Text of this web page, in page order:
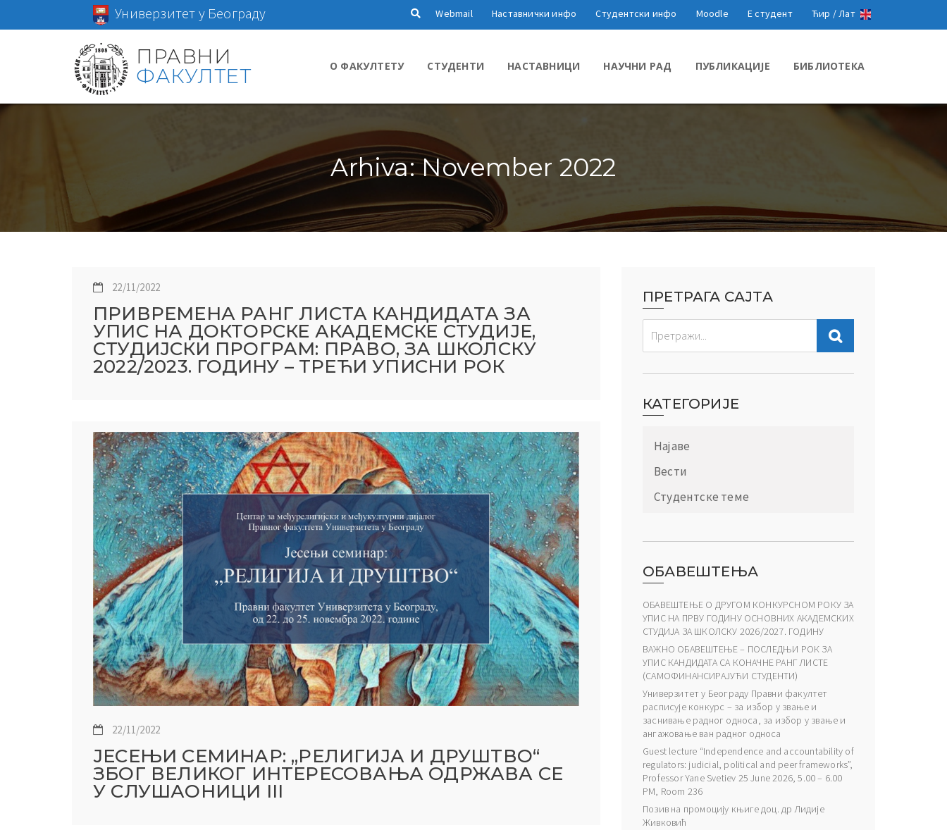
Универзитет у Београду Webmail Наставнички инфо Студентски инфо Moodle Е студент Ћир /Лат
ПРАВНИ
ФАКУЛТЕТ
О ФАКУЛТЕТУ СТУДЕНТИ НАСТАВНИЦИ НАУЧНИ РАД ПУБЛИКАЦИЈЕ БИБЛИОТЕКА
Arhiva: November 2022
22/11/2022
ПРИВРЕМЕНА РАНГ ЛИСТА КАНДИДАТА ЗА
УПИС НА ДОКТОРСКЕ АКАДЕМСКЕ СТУДИЈЕ,
СТУДИЈСКИ ПРОГРАМ: ПРАВО, ЗА ШКОЛСКУ
2022/2023. ГОДИНУ – ТРЕЋИ УПИСНИ РОК
22/11/2022
ЈЕСЕЊИ СЕМИНАР: „РЕЛИГИЈА И ДРУШТВО“
ЗБОГ ВЕЛИКОГ ИНТЕРЕСОВАЊА ОДРЖАВА СЕ
У СЛУШАОНИЦИ III
ПРЕТРАГА САЈТА
КАТЕГОРИЈЕ
Најаве
Вести
Студентске теме
ОБАВЕШТЕЊА
ОБАВЕШТЕЊЕ О ДРУГОМ КОНКУРСНОМ РОКУ ЗА
УПИС НА ПРВУ ГОДИНУ ОСНОВНИХ АКАДЕМСКИХ
СТУДИЈА ЗА ШКОЛСКУ 2026/2027. ГОДИНУ
ВАЖНО ОБАВЕШТЕЊЕ – ПОСЛЕДЊИ РОК ЗА
УПИС КАНДИДАТА СА КОНАЧНЕ РАНГ ЛИСТЕ
(САМОФИНАНСИРАЈУЋИ СТУДЕНТИ)
Универзитет у Београду Правни факултет
расписује конкурс – за избор у звање и
заснивање радног односа, за избор у звање и
ангажовање ван радног односа
Guest lecture “Independence and accountability of
regulators: judicial, political and peer frameworks”,
Professor Yane Svetiev 25 June 2026, 5.00 – 6.00
PM, Room 236
Позив на промоцију књиге доц. др Лидије
Живковић